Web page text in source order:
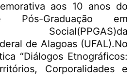
aos 10 anos do
Pós-Graduação em
Social(PPGAS)da
de Alagoas (UFAL).No
“Diálogos Etnográficos:
Corporalidades e